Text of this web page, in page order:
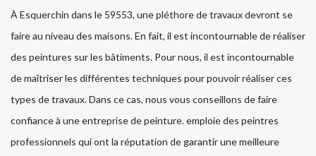
À Esquerchin dans le 59553, une pléthore de travaux devront se
faire au niveau des maisons. En fait, il est incontournable de réaliser
des peintures sur les bâtiments. Pour nous, il est incontournable
de maîtriser les différentes techniques pour pouvoir réaliser ces
types de travaux. Dans ce cas, nous vous conseillons de faire
confiance à une entreprise de peinture. emploie des peintres
professionnels qui ont la réputation de garantir une meilleure